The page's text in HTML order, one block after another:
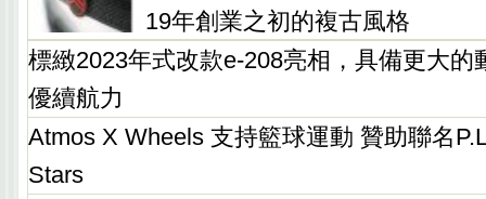
19年創業之初的複古風格
標緻2023年式改款e-208亮相，具備更大的
優續航力
Atmos X Wheels 支持籃球運動 贊助聯名
Stars